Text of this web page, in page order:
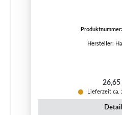
Produktnummer:
Hersteller:
26,65
Lieferzeit ca.